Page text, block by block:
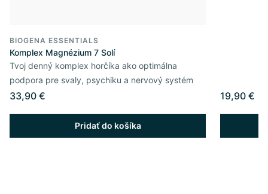
BIOGENA ESSENTIALS
Komplex Magnézium 7 Solí
Tvoj denný komplex horčíka ako optimálna
podpora pre svaly, psychiku a nervový systém
33,90 €
Pridať do košíka
19,90 €